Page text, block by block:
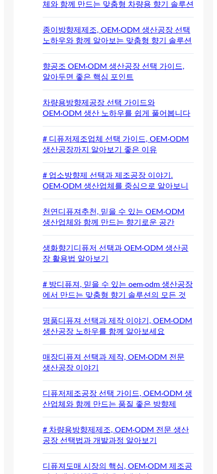
체와 함께 만드는 맞춤형 차량용 향기 솔루션
종이방향제제조, OEM·ODM 생산공장 선택
노하우와 함께 알아보는 맞춤형 향기 솔루션
향공조 OEM·ODM 생산공장 선택 가이드,
알아두면 좋은 핵심 포인트
차량용방향제공장 선택 가이드와
OEM·ODM 생산 노하우를 쉽게 풀어봅니다
# 디퓨저제조업체 선택 가이드, OEM·ODM
생산공장까지 알아보기 좋은 이유
# 업소방향제 선택과 제조공장 이야기.
OEM·ODM 생산업체를 중심으로 알아보니
천연디퓨져추천, 믿을 수 있는 OEM·ODM
생산업체와 함께 만드는 향기로운 공간
생화향기디퓨저 선택과 OEM·ODM 생산공
장 활용법 알아보기
# 방디퓨져, 믿을 수 있는 oem·odm 생산공장
에서 만드는 맞춤형 향기 솔루션의 모든 것
명품디퓨져 선택과 제작 이야기, OEM·ODM
생산공장 노하우를 함께 알아보세요
매장디퓨져 선택과 제작, OEM·ODM 전문
생산공장 이야기
디퓨저제조공장 선택 가이드, OEM·ODM 생
산업체와 함께 만드는 품질 좋은 방향제
# 차량용방향제제조, OEM·ODM 전문 생산
공장 선택법과 개발과정 알아보기
디퓨져도매 시장의 핵심, OEM·ODM 제조공